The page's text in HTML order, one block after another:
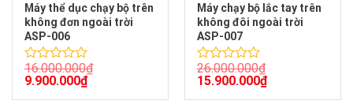
Máy thể dục chạy bộ trên
không đơn ngoài trời
ASP-006
Được
xếp
hạng
16.000.000₫
9.900.000₫
Máy chạy bộ lắc tay trên
không đôi ngoài trời
ASP-007
Được
xếp
hạng
26.000.000₫
15.900.000₫